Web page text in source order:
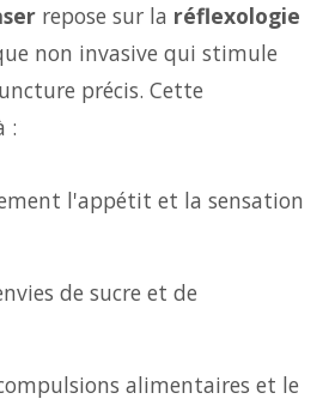
repose sur la réflexologie
non invasive qui stimule
précis. Cette
:
l'appétit et la sensation
de sucre et de
alimentaires et le